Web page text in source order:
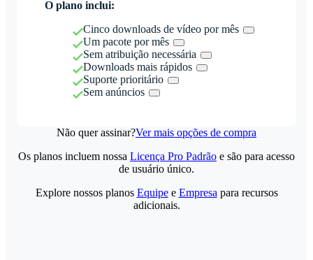
O plano inclui:
Cinco downloads de vídeo por mês
Um pacote por mês
Sem atribuição necessária
Downloads mais rápidos
Suporte prioritário
Sem anúncios
Não quer assinar?Ver mais opções de compra
Os planos incluem nossa Licença Pro Padrão e são para acesso
de usuário único.
Explore nossos planos Equipee Empresa para recursos
adicionais.